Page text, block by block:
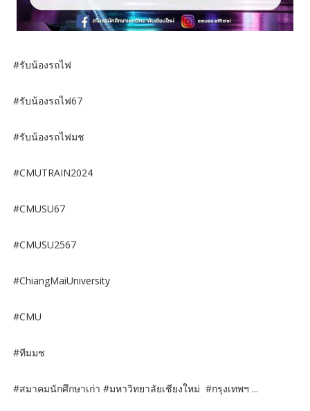
#รับน้องรถไฟ
#รับน้องรถไฟ67
#รับน้องรถไฟมช
#CMUTRAIN2024
#CMUSU67
#CMUSU2567
#ChiangMaiUniversity
#CMU
#ทีมมช
#สมาคมนักศึกษาเก่า #มหาวิทยาลัยเชียงใหม่ #กรุงเทพฯ ...